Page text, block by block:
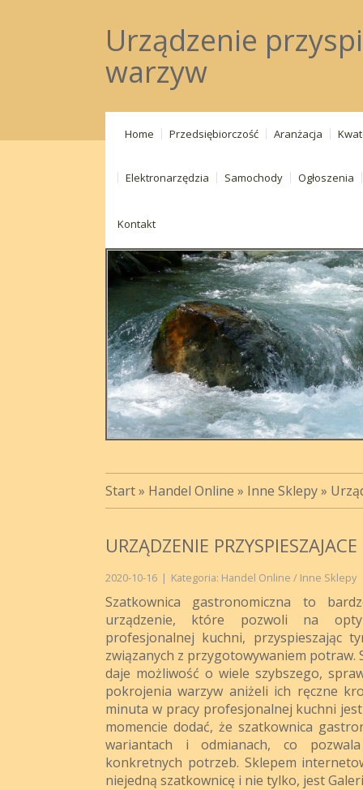
Urządzenie
warzyw
Home Przedsiębiorczość Aranżacja
Elektronarzędzia Samochody Ogłoszenia
Kontakt
Start» Handel Online » Inne Sklepy»
URZĄDZENIE
2020-10-16 | Kategoria: Handel Online / Inne Sklepy
Szatkownica gastronomiczna to
urządzenie, które pozwoli na
profesjonalnej kuchni, przyspieszając
związanych z przygotowywaniem
daje możliwość o wiele szybszego,
pokrojenia warzyw aniżeli ich ręczne
minuta w pracy profesjonalnej kuchni
momencie dodać, że szatkownica
wariantach i odmianach, co
konkretnych potrzeb. Sklepem
niejedną szatkownicę i nie tylko, jest